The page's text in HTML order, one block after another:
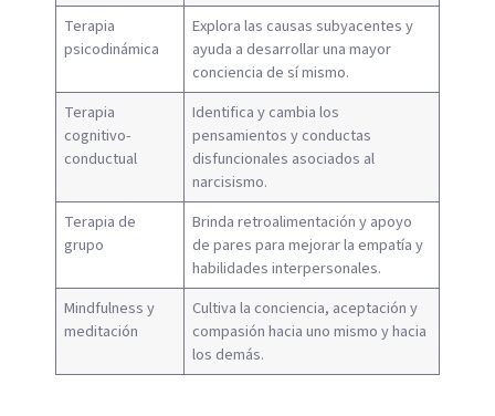
Terapia
psicodinámica
Explora las causas subyacentes y
ayuda a desarrollar una mayor
conciencia de sí mismo.
Terapia
cognitivo-
conductual
Identifica y cambia los
pensamientos y conductas
disfuncionales asociados al
narcisismo.
Terapia de
grupo
Brinda retroalimentación y apoyo
de pares para mejorar la empatía y
habilidades interpersonales.
Mindfulness y
meditación
Cultiva la conciencia, aceptación y
compasión hacia uno mismo y hacia
los demás.